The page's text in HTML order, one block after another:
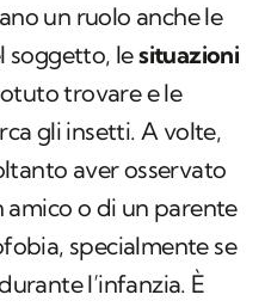
un ruolo anche le
soggetto, lesituazioni
trovare e le
gli insetti. A volte,
aver osservato
o di un parente
specialmente se
l’infanzia. È